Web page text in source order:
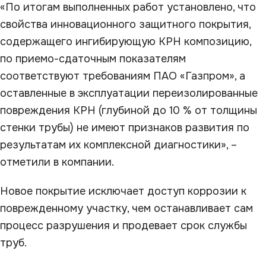
«По итогам выполненных работ установлено, что
свойства инновационного защитного покрытия,
содержащего ингибирующую КРН композицию,
по приемо-сдаточным показателям
соответствуют требованиям ПАО «Газпром», а
оставленные в эксплуатации переизолированные
повреждения КРН (глубиной до 10 % от толщины
стенки трубы) не имеют признаков развития по
результатам их комплексной диагностики», –
отметили в компании.
Новое покрытие исключает доступ коррозии к
поврежденному участку, чем останавливает сам
процесс разрушения и продевает срок службы
труб.